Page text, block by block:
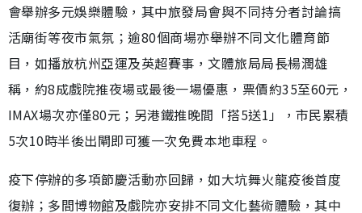
會舉辦多元娛樂體驗，其中旅發局會與不同持分者討論搞
活廟街等夜市氣氛；逾80個商場亦舉辦不同文化體育節
目，如播放杭州亞運及英超賽事，文體旅局局長楊潤雄
稱，約8成戲院推夜場或最後一場優惠，票價約35至60元，
IMAX場次亦僅80元；另港鐵推晚間「搭5送1」，市民累積
5次10時半後出閘即可獲一次免費本地車程。
疫下停辦的多項節慶活動亦回歸，如大坑舞火龍疫後首度
復辦；多間博物館及戲院亦安排不同文化藝術體驗，其中